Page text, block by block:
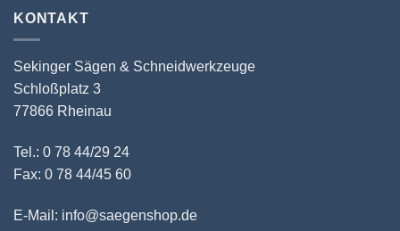
KONTAKT
Sekinger Sägen & Schneidwerkzeuge
Schloßplatz 3
77866 Rheinau
Tel.: 0 78 44/29 24
Fax: 0 78 44/45 60
E-Mail: info@saegenshop.de